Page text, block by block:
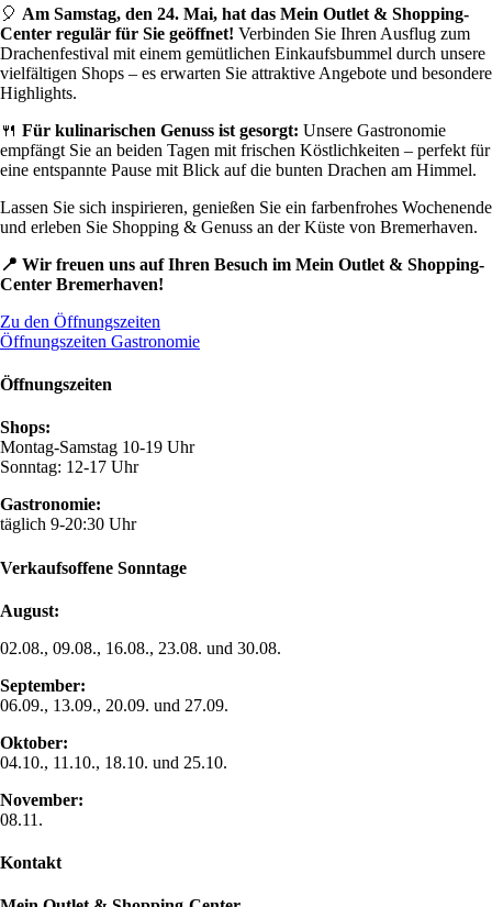
🎈 Am Samstag, den 24. Mai, hat das Mein Outlet & Shopping-
Center regulär für Sie geöffnet! Verbinden Sie Ihren Ausflug zum
Drachenfestival mit einem gemütlichen Einkaufsbummel durch unsere
vielfältigen Shops – es erwarten Sie attraktive Angebote und besondere
Highlights.
🍴 Für kulinarischen Genuss ist gesorgt: Unsere Gastronomie
empfängt Sie an beiden Tagen mit frischen Köstlichkeiten – perfekt für
eine entspannte Pause mit Blick auf die bunten Drachen am Himmel.
Lassen Sie sich inspirieren, genießen Sie ein farbenfrohes Wochenende
und erleben Sie Shopping & Genuss an der Küste von Bremerhaven.
📍 Wir freuen uns auf Ihren Besuch im Mein Outlet & Shopping-
Center Bremerhaven!
Zu den Öffnungszeiten
Öffnungszeiten Gastronomie
Öffnungszeiten
Shops:
Montag-Samstag 10-19 Uhr
Sonntag: 12-17 Uhr
Gastronomie:
täglich 9-20:30 Uhr
Verkaufsoffene Sonntage
August:
02.08., 09.08., 16.08., 23.08. und 30.08.
September:
06.09., 13.09., 20.09. und 27.09.
Oktober:
04.10., 11.10., 18.10. und 25.10.
November:
08.11.
Kontakt